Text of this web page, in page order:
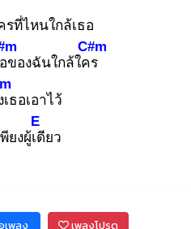
รที่ไหนใกล้เธอ
ของฉันใกล้ใคร
C#m
เธอเอาไว้
ยงผู้เดี
E
ยว
เพลง เพลงโปรด